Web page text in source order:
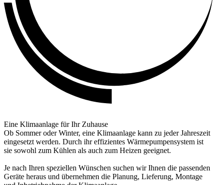
Eine Klimaanlage für Ihr Zuhause
Ob Sommer oder Winter, eine Klimaanlage kann zu jeder Jahreszeit
eingesetzt werden. Durch ihr effizientes Wärmepumpensystem ist
sie sowohl zum Kühlen als auch zum Heizen geeignet.
Je nach Ihren speziellen Wünschen suchen wir Ihnen die passenden
Geräte heraus und übernehmen die Planung, Lieferung, Montage